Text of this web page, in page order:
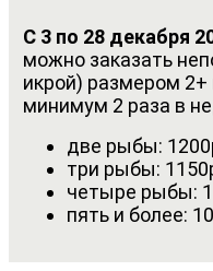
С 3 по 28 декабря
можно заказать
икрой) размером
минимум 2 раза в
две рыбы:
три рыбы:
четыре рыбы:
пять и более: